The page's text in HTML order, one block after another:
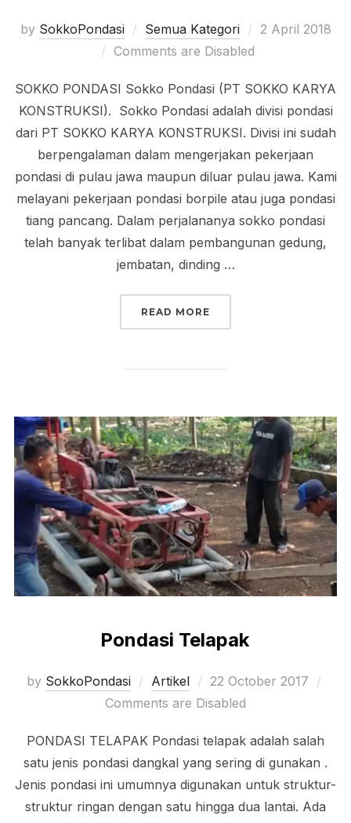
by SokkoPondasi Semua Kategori
Posted
2 April 2018
Comments are Disabled
SOKKO PONDASI Sokko Pondasi (PT SOKKO KARYA
KONSTRUKSI). Sokko Pondasi adalah divisi pondasi
dari PT SOKKO KARYA KONSTRUKSI. Divisi ini sudah
berpengalaman dalam mengerjakan pekerjaan
pondasi di pulau jawa maupun diluar pulau jawa. Kami
melayani pekerjaan pondasi borpile atau juga pondasi
tiang pancang. Dalam perjalananya sokko pondasi
telah banyak terlibat dalam pembangunan gedung,
jembatan, dinding …
READ MORE
Pondasi Telapak
by SokkoPondasi Artikel
Posted
on
22 October 2017
Comments are Disabled
PONDASI TELAPAK Pondasi telapak adalah salah
satu jenis pondasi dangkal yang sering di gunakan .
Jenis pondasi ini umumnya digunakan untuk struktur-
struktur ringan dengan satu hingga dua lantai. Ada